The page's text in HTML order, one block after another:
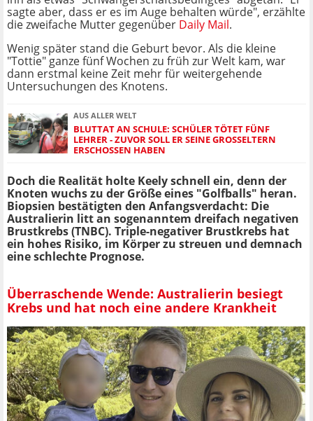
sagte aber, dass er es im Auge behalten würde", erzählte
die zweifache Mutter gegenüber Daily Mail.
Wenig später stand die Geburt bevor. Als die kleine
"Tottie" ganze fünf Wochen zu früh zur Welt kam, war
dann erstmal keine Zeit mehr für weitergehende
Untersuchungen des Knotens.
AUS ALLER WELT
BLUTTAT AN SCHULE: SCHÜLER TÖTET FÜNF
LEHRER - ZUVOR SOLL ER SEINE GROSSELTERN E
RSCHOSSEN HABEN
Doch die Realität holte Keely schnell ein, denn der
Knoten wuchs zu der Größe eines "Golfballs" heran.
Biopsien bestätigten den Anfangsverdacht: Die
Australierin litt an sogenanntem dreifach negativen
Brustkrebs (TNBC). Triple-negativer Brustkrebs hat
ein hohes Risiko, im Körper zu streuen und demnach
eine schlechte Prognose.
Überraschende Wende: Australierin besiegt
Krebs und hat noch eine andere Krankheit